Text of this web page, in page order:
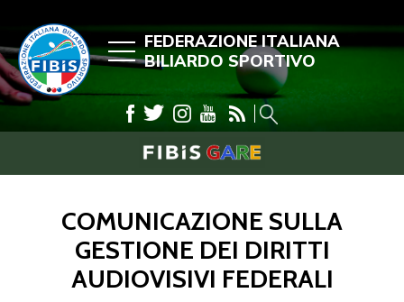
FEDERAZIONE ITALIANA
BILIARDO SPORTIVO
COMUNICAZIONE SULLA
GESTIONE DEI DIRITTI
AUDIOVISIVI FEDERALI